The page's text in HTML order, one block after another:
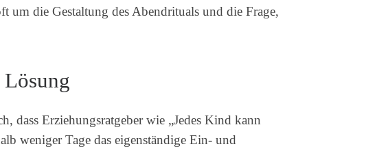
um die Gestaltung des Abendrituals und die Frage,
dass Erziehungsratgeber wie „Jedes Kind kann
weniger Tage das eigenständige Ein- und